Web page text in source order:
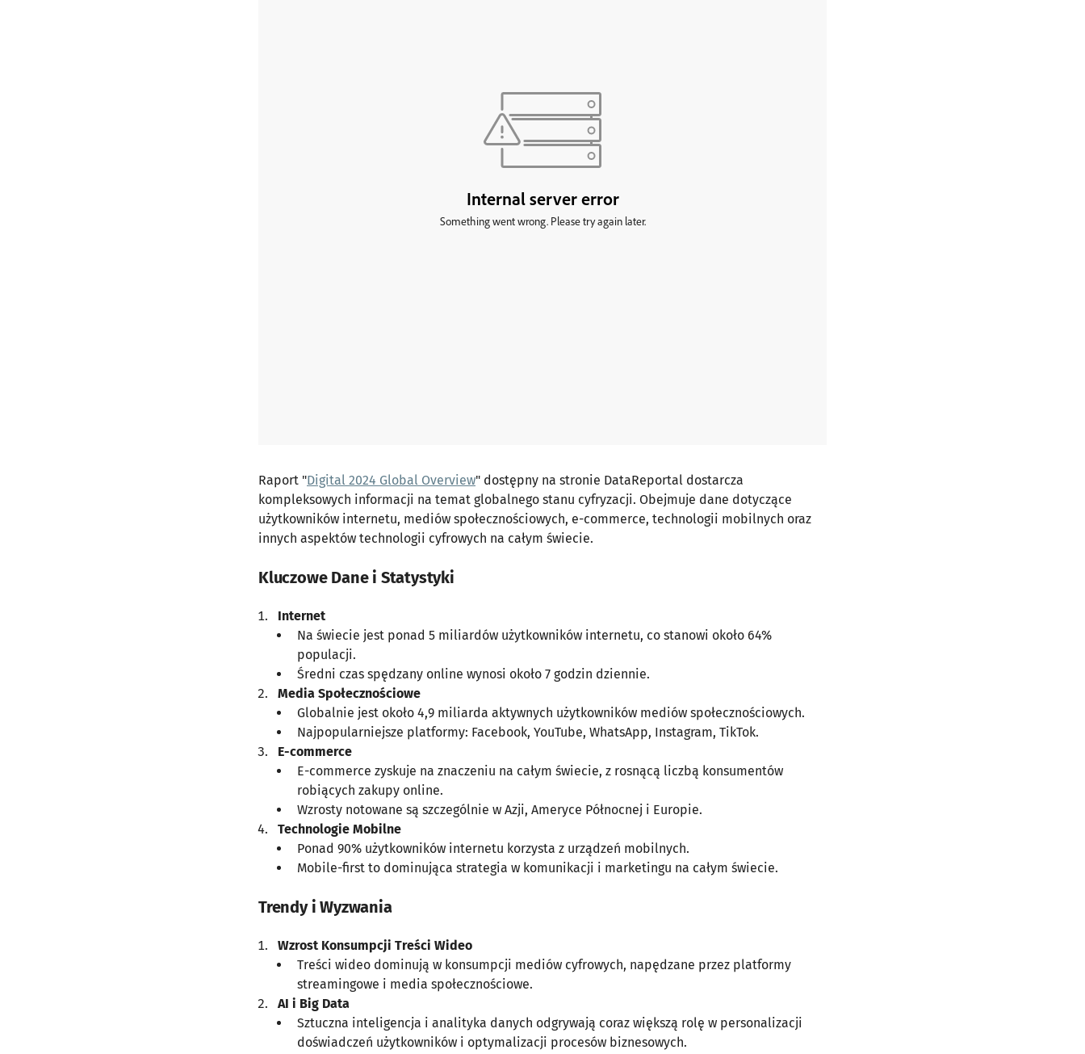
Raport "Digital 2024 Global Overview" dostępny na stronie DataReportal dostarcza
kompleksowych informacji na temat globalnego stanu cyfryzacji. Obejmuje dane dotyczące
użytkowników internetu, mediów społecznościowych, e-commerce, technologii mobilnych oraz
innych aspektów technologii cyfrowych na całym świecie.
Kluczowe Dane i Statystyki
Internet
Na świecie jest ponad 5 miliardów użytkowników internetu, co stanowi około 64%
populacji.
Średni czas spędzany online wynosi około 7 godzin dziennie.
Media Społecznościowe
Globalnie jest około 4,9 miliarda aktywnych użytkowników mediów społecznościowych.
Najpopularniejsze platformy: Facebook, YouTube, WhatsApp, Instagram, TikTok.
E-commerce
E-commerce zyskuje na znaczeniu na całym świecie, z rosnącą liczbą konsumentów
robiących zakupy online.
Wzrosty notowane są szczególnie w Azji, Ameryce Północnej i Europie.
Technologie Mobilne
Ponad 90% użytkowników internetu korzysta z urządzeń mobilnych.
Mobile-first to dominująca strategia w komunikacji i marketingu na całym świecie.
Trendy i Wyzwania
Wzrost Konsumpcji Treści Wideo
Treści wideo dominują w konsumpcji mediów cyfrowych, napędzane przez platformy
streamingowe i media społecznościowe.
AI i Big Data
Sztuczna inteligencja i analityka danych odgrywają coraz większą rolę w personalizacji
doświadczeń użytkowników i optymalizacji procesów biznesowych.